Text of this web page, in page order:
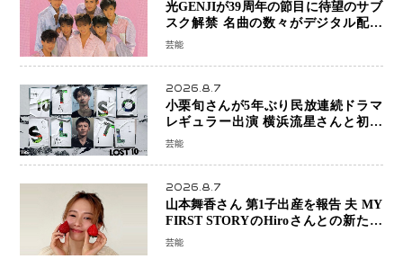
光GENJIが39周年の節目に待望のサブ
スク解禁 名曲の数々がデジタル配信
へ 40周年へ向け1年間で全作品を順次
芸能
2026.8.7
小栗旬さんが5年ぶり民放連続ドラマ
レギュラー出演 横浜流星さんと初共
演『LOST10』で異色バディ結成
芸能
2026.8.7
山本舞香さん 第1子出産を報告 夫 MY
FIRST STORYのHiroさんとの新たな
家族生活「母子ともに健康」
芸能